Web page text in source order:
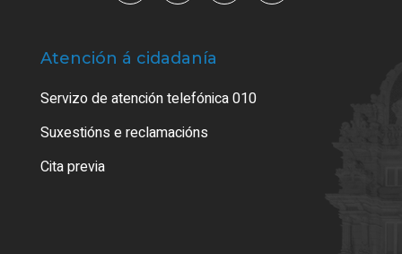
Atención á cidadanía
Servizo de atención telefónica 010
Suxestións e reclamacións
Cita previa